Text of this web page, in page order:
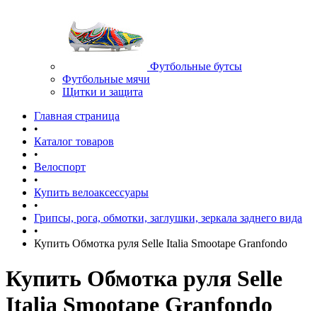
Футбольные бутсы
Футбольные мячи
Щитки и защита
Главная страница
•
Каталог товаров
•
Велоспорт
•
Купить велоаксессуары
•
Грипсы, рога, обмотки, заглушки, зеркала заднего вида
•
Купить Обмотка руля Selle Italia Smootape Granfondo
Купить Обмотка руля Selle
Italia Smootape Granfondo